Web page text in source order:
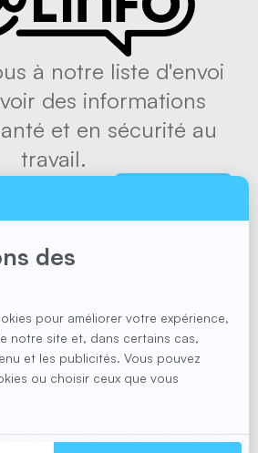
à notre liste d'envoi
des informations
et en sécurité au
travail.
Site web parKryzalid